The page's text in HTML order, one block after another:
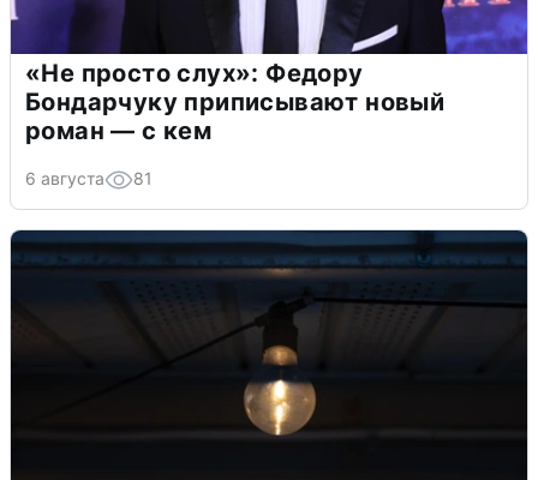
«Не просто слух»: Федору
Бондарчуку приписывают новый
роман — с кем
6 августа 81